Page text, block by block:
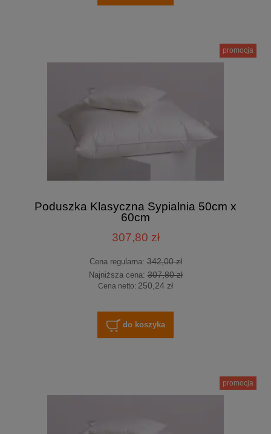
Poduszka Klasyczna Sypialnia 50cm x
60cm
307,80 zł
Cena regularna:342,00 zł
Najniższa cena:307,80 zł
Cena netto: 250,24 zł
do koszyka
promocja
promocja